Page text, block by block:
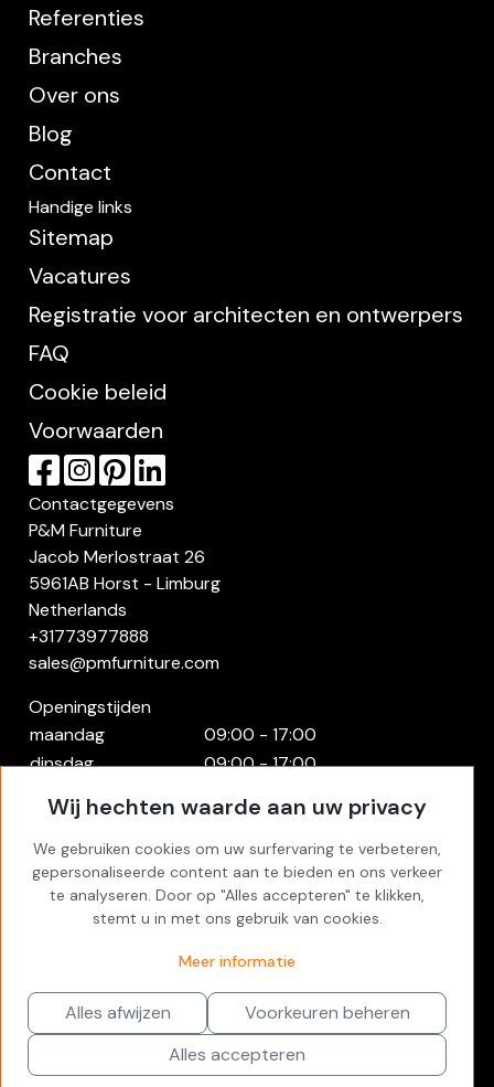
Referenties
Branches
Over ons
Blog
Contact
Handige links
Sitemap
Vacatures
Registratie voor architecten en ontwerpers
FAQ
Cookie beleid
Voorwaarden
Contactgegevens
P&M Furniture
Jacob Merlostraat 26
5961AB Horst - Limburg
Netherlands
+31773977888
sales@pmfurniture.com
Openingstijden
maandag
09:00 - 17:00
dinsdag
09:00 - 17:00
donderdag
09:00 - 17:00
vrijdag
09:00 - 17:00
zaterdag
Gesloten
zondag
Gesloten
Favorites
Wij hechten waarde aan uw privacy
We gebruiken cookies om uw surfervaring te verbeteren,
gepersonaliseerde content aan te bieden en ons verkeer
te analyseren. Door op "Alles accepteren" te klikken,
stemt u in met ons gebruik van cookies.
Meer informatie
Alles afwijzen
Voorkeuren beheren
Alles accepteren